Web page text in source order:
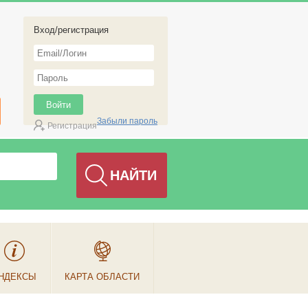
Вход/регистрация
РегистрацияЗабыли пароль
КАРТА ОБЛАСТИ